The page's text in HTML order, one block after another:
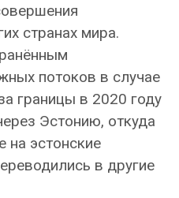
странах мира.
потоков в случае
границы в 2020 году
Эстонию, откуда
на эстонские
в другие